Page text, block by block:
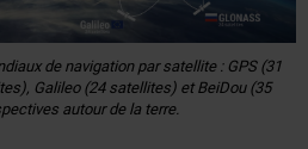
de navigation par satellite : GPS (31
Galileo (24 satellites) et BeiDou (35
autour de la terre.